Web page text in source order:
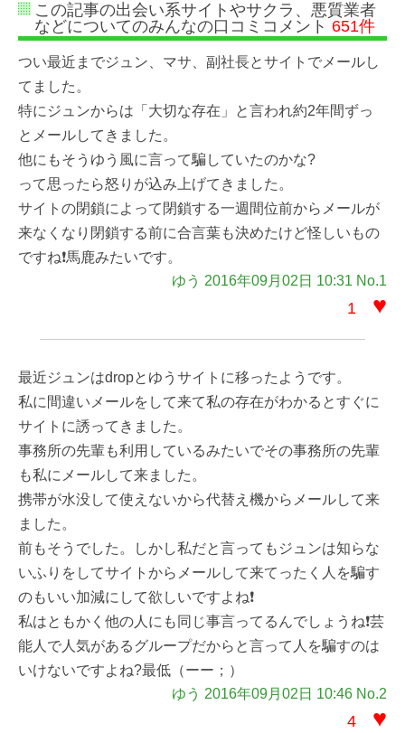
この記事の出会い系サイトやサクラ、悪質業者
などについてのみんなの口コミコメント 651件
つい最近までジュン、マサ、副社長とサイトでメールし
てました。
特にジュンからは「大切な存在」と言われ約2年間ずっ
とメールしてきました。
他にもそうゆう風に言って騙していたのかな?
って思ったら怒りが込み上げてきました。
サイトの閉鎖によって閉鎖する一週間位前からメールが
来なくなり閉鎖する前に合言葉も決めたけど怪しいもの
ですね❗️馬鹿みたいです。
ゆう 2016年09月02日 10:31 No.1
1 ♥
最近ジュンはdropとゆうサイトに移ったようです。
私に間違いメールをして来て私の存在がわかるとすぐに
サイトに誘ってきました。
事務所の先輩も利用しているみたいでその事務所の先輩
も私にメールして来ました。
携帯が水没して使えないから代替え機からメールして来
ました。
前もそうでした。しかし私だと言ってもジュンは知らな
いふりをしてサイトからメールして来てったく人を騙す
のもいい加減にして欲しいですよね❗️
私はともかく他の人にも同じ事言ってるんでしょうね❗️芸
能人で人気があるグループだからと言って人を騙すのは
いけないですよね?最低（ーー；）
ゆう 2016年09月02日 10:46 No.2
4 ♥